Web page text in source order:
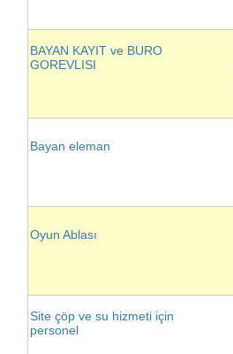
BAYAN KAYIT ve BURO
GOREVLISI
Bayan eleman
Oyun Ablası
Site çöp ve su hizmeti için
personel